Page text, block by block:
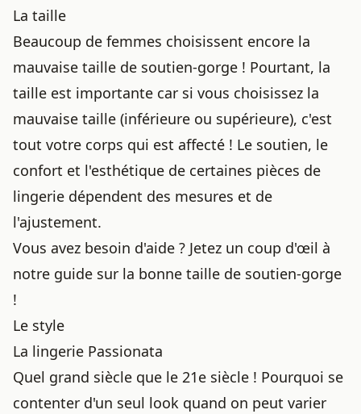
La taille
Beaucoup de femmes choisissent encore la
mauvaise taille de soutien-gorge ! Pourtant, la
taille est importante car si vous choisissez la
mauvaise taille (inférieure ou supérieure), c'est
tout votre corps qui est affecté ! Le soutien, le
confort et l'esthétique de certaines pièces de
lingerie dépendent des mesures et de
l'ajustement.
Vous avez besoin d'aide ? Jetez un coup d'œil à
notre guide sur la bonne taille de soutien-gorge
!
Le style
La lingerie Passionata
Quel grand siècle que le 21e siècle ! Pourquoi se
contenter d'un seul look quand on peut varier